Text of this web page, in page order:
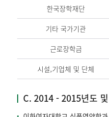
한국장학재단
기타 국가기관
근로장학금
시설,기업체 및 단체
C. 2014 - 2015년도